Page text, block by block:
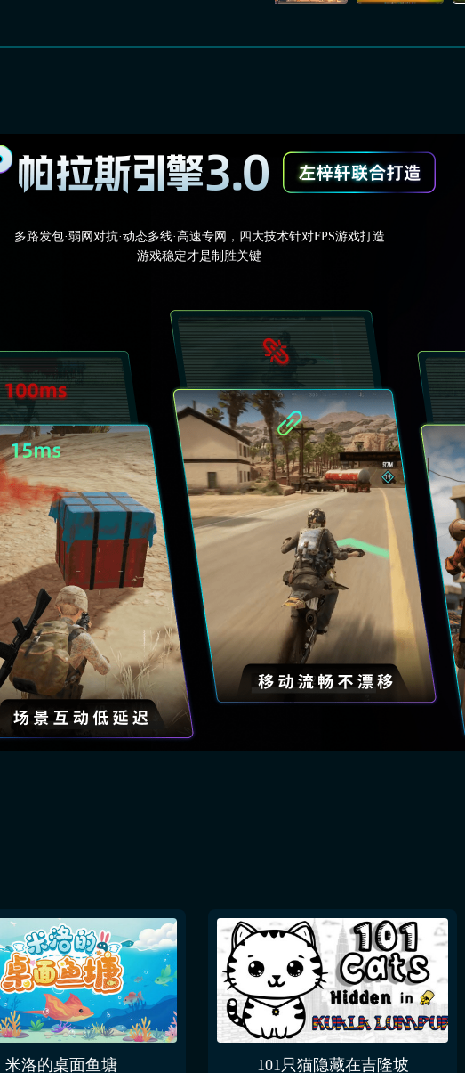
多路发包·弱网对抗·动态多线·高速专网，四大技术针对FPS游戏打造
游戏稳定才是制胜关键
米洛的桌面鱼塘 101只猫隐藏在吉隆坡